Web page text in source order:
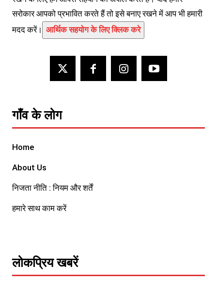
सरोकार आपको प्रभावित करते हैं तो इसे बनाए रखने में आप भी हमारी
मदद करें। आर्थिक सहयोग के लिए क्लिक करे
गाँव के लोग
Home
About Us
निजता नीति : नियम और शर्तें
हमारे साथ काम करें
लोकप्रिय खबरें